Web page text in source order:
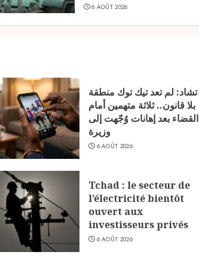
6 AOÛT 2026
تشاد: لم تعد تيك توك منطقة
بلا قانون.. ثلاثة متهمين أمام
القضاء بعد إهانات وُجّهت إلى
وزيرة
6 AOÛT 2026
Tchad : le secteur de
l’électricité bientôt
ouvert aux
investisseurs privés
6 AOÛT 2026